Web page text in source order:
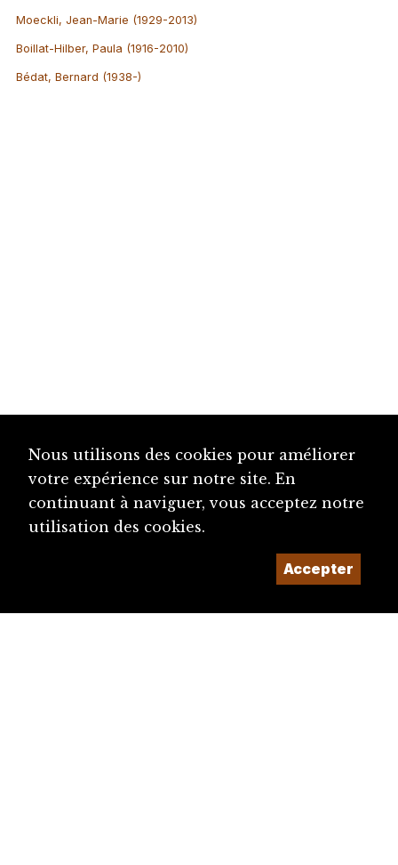
Moeckli, Jean-Marie (1929-2013)
Boillat-Hilber, Paula (1916-2010)
Bédat, Bernard (1938-)
Nous utilisons des cookies pour améliorer
votre expérience sur notre site. En
continuant à naviguer, vous acceptez notre
utilisation des cookies.
Accepter